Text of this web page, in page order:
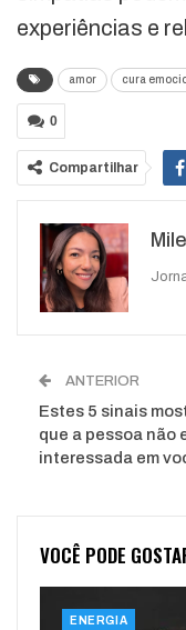
experiências e
amor cura
0
Compartilhar
WhatsApp
ANTERIOR
Estes 5 sinais
que a pessoa não
interessada em
VOCÊ PODE
ENERGIA